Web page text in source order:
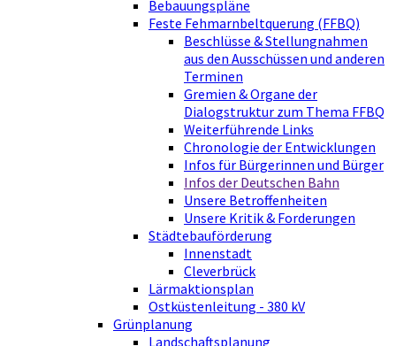
Bebauungspläne
Feste Fehmarnbeltquerung (FFBQ)
Beschlüsse & Stellungnahmen
aus den Ausschüssen und anderen
Terminen
Gremien & Organe der
Dialogstruktur zum Thema FFBQ
Weiterführende Links
Chronologie der Entwicklungen
Infos für Bürgerinnen und Bürger
Infos der Deutschen Bahn
Unsere Betroffenheiten
Unsere Kritik & Forderungen
Städtebauförderung
Innenstadt
Cleverbrück
Lärmaktionsplan
Ostküstenleitung - 380 kV
Grünplanung
Landschaftsplanung